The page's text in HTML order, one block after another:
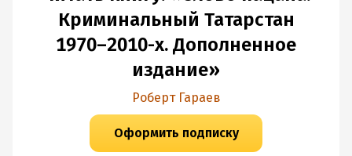
Криминальный Татарстан
1970–2010-х. Дополненное
издание»
Роберт Гараев
Оформить подписку